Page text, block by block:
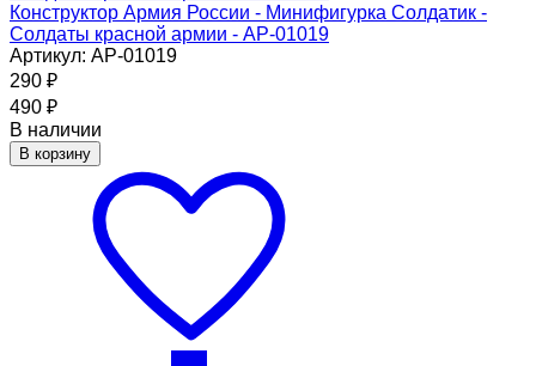
Конструктор Армия России - Минифигурка Солдатик -
Солдаты красной армии - АР-01019
Артикул: АР-01019
290 ₽
490 ₽
В наличии
В корзину